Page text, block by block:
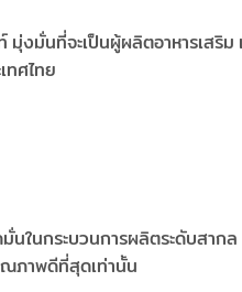
มุ่งมั่นที่จะเป็นผู้ผลิตอาหารเส
ทศไทย
นในกระบวนการผลิตระดับสาก
ภาพดีที่สุดเท่านั้น